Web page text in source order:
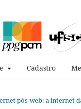
Cadastro
pós-web: a internet